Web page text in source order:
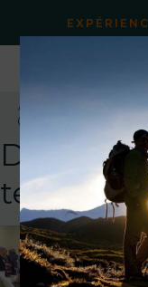
Accueil Prix du « livre
(Copier)
DEFAULT